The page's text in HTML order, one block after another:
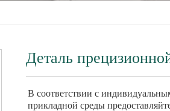
Деталь
В соответствии с
прикладной среды